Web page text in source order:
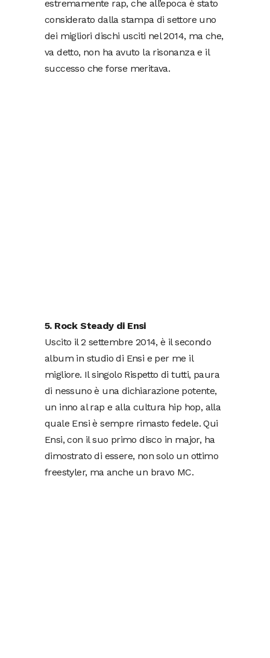
estremamente rap, che all’epoca è stato
considerato dalla stampa di settore uno
dei migliori dischi usciti nel 2014, ma che,
va detto, non ha avuto la risonanza e il
successo che forse meritava.
5. Rock Steady di Ensi
Uscito il 2 settembre 2014, è il secondo
album in studio di Ensi e per me il
migliore. Il singolo Rispetto di tutti, paura
di nessuno è una dichiarazione potente,
un inno al rap e alla cultura hip hop, alla
quale Ensi è sempre rimasto fedele. Qui
Ensi, con il suo primo disco in major, ha
dimostrato di essere, non solo un ottimo
freestyler, ma anche un bravo MC.